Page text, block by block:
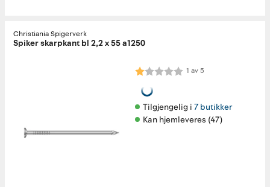
Christiania Spigerverk
Spiker skarpkant bl 2,2 x 55 a1250
Karakter: 1.0 av 5 mulige
1 av5
Tilgjengelig i 7 butikker
Kan hjemleveres (47)